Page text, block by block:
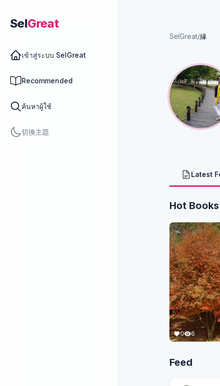
SelGreat
เข้าสู่ระบบ SelGreat
Recommended
ค้นหาผู้ใช้
切換主題
SelGreat/緣
Latest
Hot Books
0 6
Feed